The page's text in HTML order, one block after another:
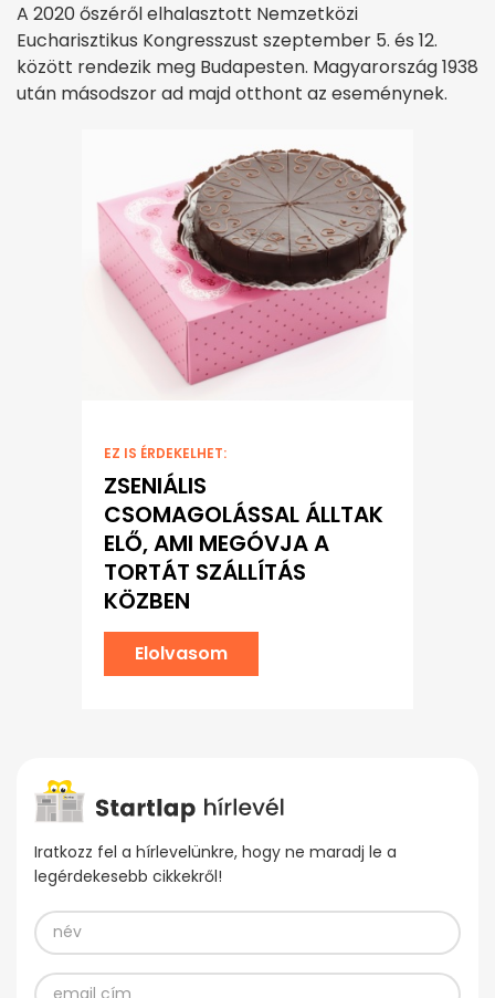
A 2020 őszéről elhalasztott Nemzetközi
Eucharisztikus Kongresszust szeptember 5. és 12.
között rendezik meg Budapesten. Magyarország 1938
után másodszor ad majd otthont az eseménynek.
EZ IS ÉRDEKELHET:
ZSENIÁLIS
CSOMAGOLÁSSAL ÁLLTAK
ELŐ, AMI MEGÓVJA A
TORTÁT SZÁLLÍTÁS
KÖZBEN
Elolvasom
Iratkozz fel a hírlevelünkre, hogy ne maradj le a
legérdekesebb cikkekről!